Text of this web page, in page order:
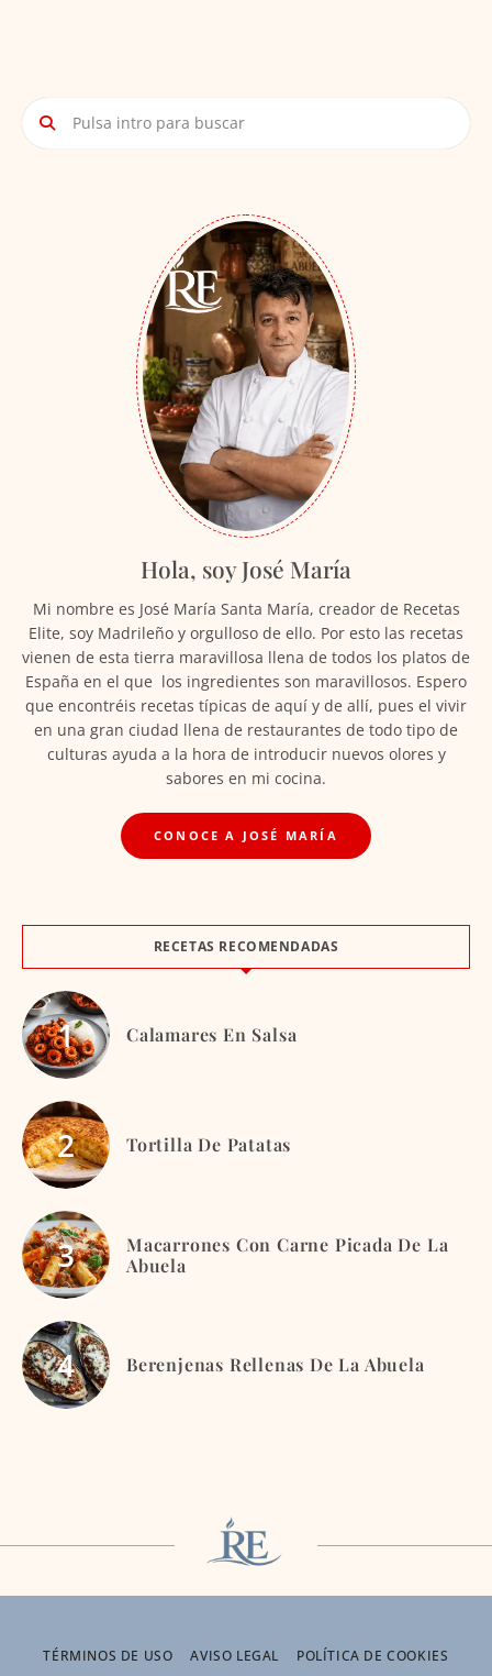
Hola, soy José María
Mi nombre es José María Santa María, creador de Recetas
Elite, soy Madrileño y orgulloso de ello. Por esto las recetas
vienen de esta tierra maravillosa llena de todos los platos de
España en el que los ingredientes son maravillosos. Espero
que encontréis recetas típicas de aquí y de allí, pues el vivir
en una gran ciudad llena de restaurantes de todo tipo de
culturas ayuda a la hora de introducir nuevos olores y
sabores en mi cocina.
CONOCE A JOSÉ MARÍA
RECETAS RECOMENDADAS
Calamares En Salsa
Tortilla De Patatas
Macarrones Con Carne Picada De La
Abuela
Berenjenas Rellenas De La Abuela
TÉRMINOS DE USO AVISO LEGAL POLÍTICA DE COOKIES